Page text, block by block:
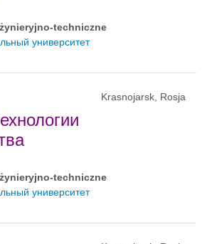
techniczne
университет
Krasnojarsk, Rosja
techniczne
университет